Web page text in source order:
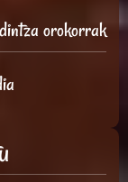
orokorrak